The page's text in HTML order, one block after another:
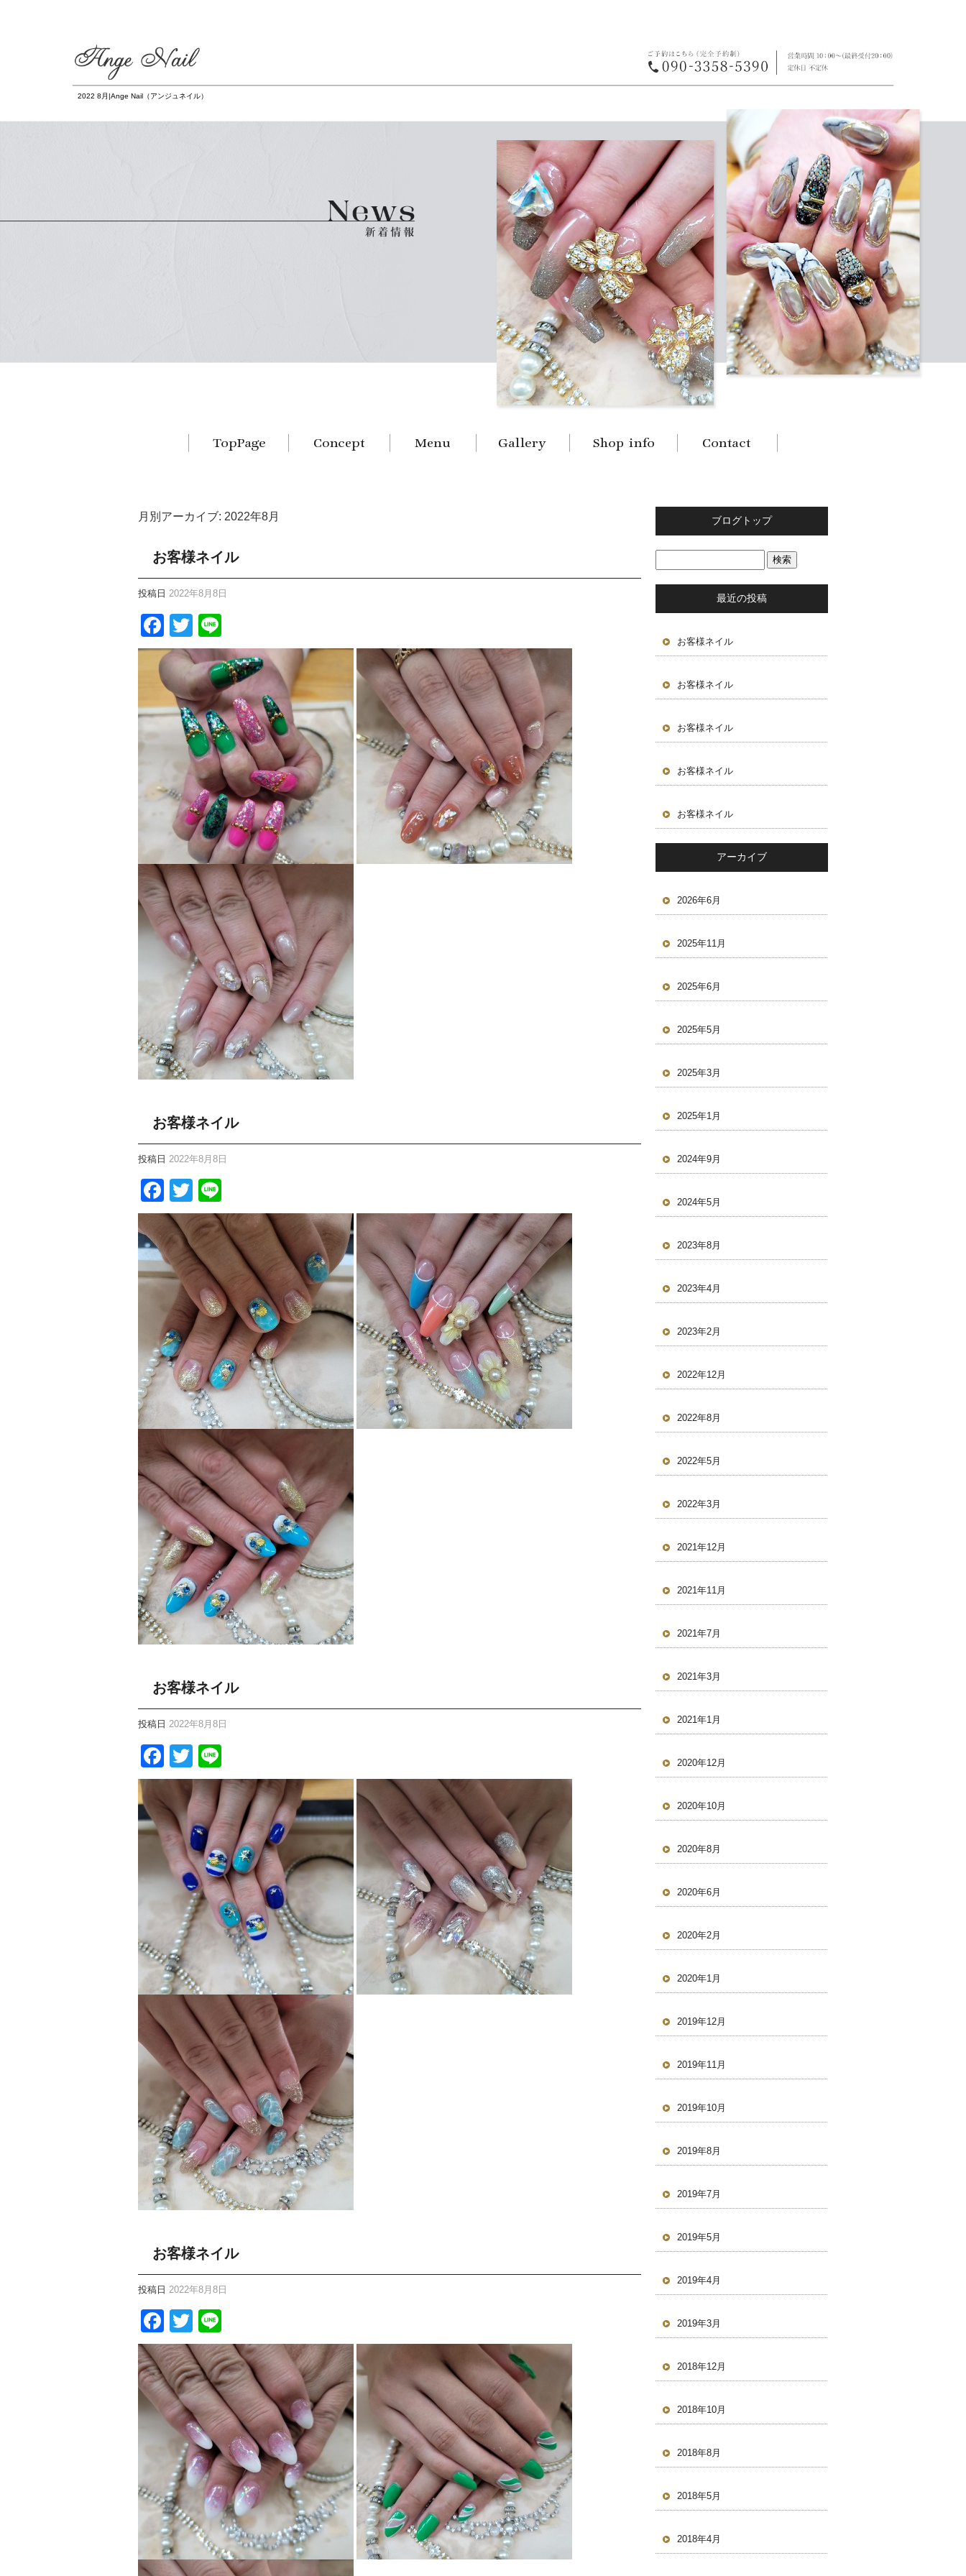
2022 8月|Ange Nail（アンジュネイル）
月別アーカイブ: 2022年8月
お客様ネイル
投稿日 2022年8月8日
Facebook
Twitter
お客様ネイル
投稿日 2022年8月8日
Facebook
Twitter
お客様ネイル
投稿日 2022年8月8日
Facebook
Twitter
お客様ネイル
投稿日 2022年8月8日
Facebook
Twitter
ブログトップ
最近の投稿
お客様ネイル
お客様ネイル
お客様ネイル
お客様ネイル
お客様ネイル
アーカイブ
2026年6月
2025年11月
2025年6月
2025年5月
2025年3月
2025年1月
2024年9月
2024年5月
2023年8月
2023年4月
2023年2月
2022年12月
2022年8月
2022年5月
2022年3月
2021年12月
2021年11月
2021年7月
2021年3月
2021年1月
2020年12月
2020年10月
2020年8月
2020年6月
2020年2月
2020年1月
2019年12月
2019年11月
2019年10月
2019年8月
2019年7月
2019年5月
2019年4月
2019年3月
2018年12月
2018年10月
2018年8月
2018年5月
2018年4月